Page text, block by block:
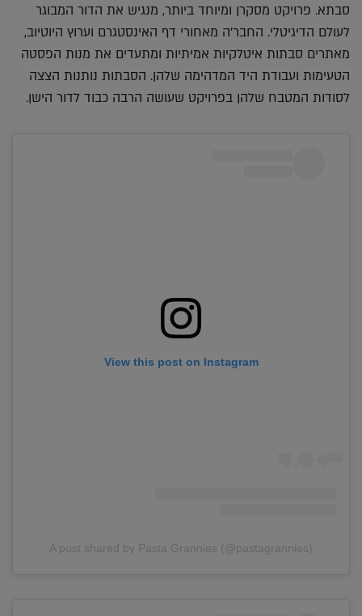
סבתא. פרויקט מסקרן ומיוחד ביותר, מנגיש את הדור המבוגר
לעולם הדיגיטלי. החבר'ה מאחורי דף האינסטגרם וערוץ היוטיוב,
מאתרים סבתות איטלקיות אמיתיות ומתעדים את מנות הפסטה
הטעימות ועבודת היד המדהימה שלהן. הסבתות נותנות הצצה
לסודות המטבח שלהן בפרויקט שעושה הרבה כבוד לדור הישן.
View this post on Instagram
A post shared by Pasta Grannies (@pastagrannies)